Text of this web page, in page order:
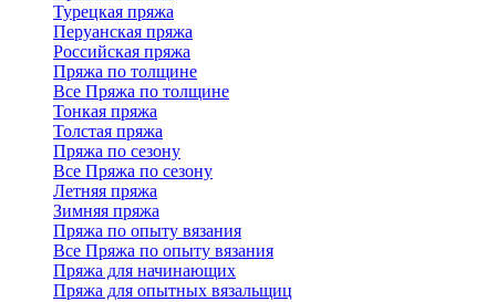
Турецкая пряжа
Перуанская пряжа
Российская пряжа
Пряжа по толщине
Все Пряжа по толщине
Тонкая пряжа
Толстая пряжа
Пряжа по сезону
Все Пряжа по сезону
Летняя пряжа
Зимняя пряжа
Пряжа по опыту вязания
Все Пряжа по опыту вязания
Пряжа для начинающих
Пряжа для опытных вязальщиц